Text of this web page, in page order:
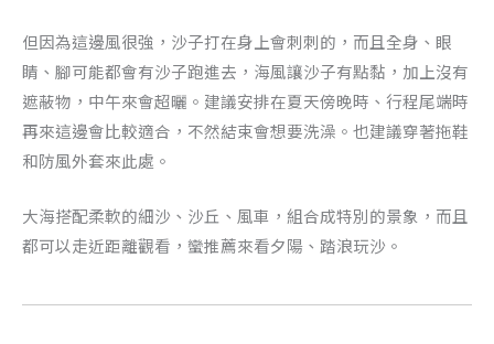
但因為這邊風很強，沙子打在身上會刺刺的，而且全身、眼
睛、腳可能都會有沙子跑進去，海風讓沙子有點黏，加上沒有
遮蔽物，中午來會超曬。建議安排在夏天傍晚時、行程尾端時
再來這邊會比較適合，不然結束會想要洗澡。也建議穿著拖鞋
和防風外套來此處。
大海搭配柔軟的細沙、沙丘、風車，組合成特別的景象，而且
都可以走近距離觀看，蠻推薦來看夕陽、踏浪玩沙。